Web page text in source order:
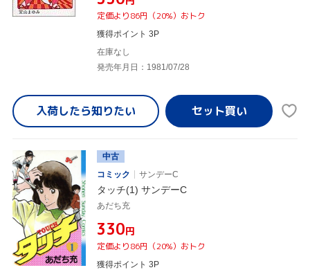
定価より86円（20%）おトク
獲得ポイント 3P
在庫なし
発売年月日：1981/07/28
入荷したら知りたい
中古
コミック
サンデーC
タッチ(1) サンデーC
あだち充
¥330円
定価より86円（20%）おトク
獲得ポイント 3P